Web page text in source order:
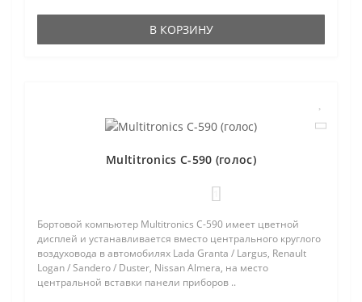
В КОРЗИНУ
Multitronics C-590 (голос)
Бортовой компьютер Multitronics C-590 имеет цветной
дисплей и устанавливается вместо центрального круглого
воздуховода в автомобилях Lada Granta / Largus, Renault
Logan / Sandero / Duster, Nissan Almera, на место
центральной вставки панели приборов ..